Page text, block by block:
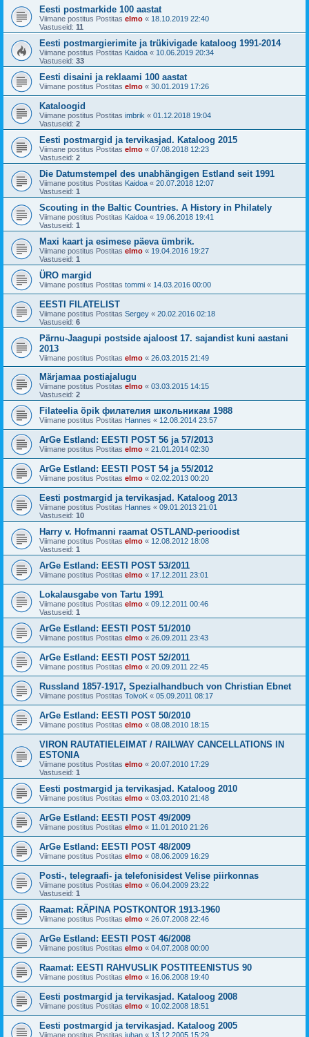
Eesti postmarkide 100 aastat
Viimane postitus Postitas elmo « 18.10.2019 22:40
Vastuseid: 11
Eesti postmargierimite ja trükivigade kataloog 1991-2014
Viimane postitus Postitas Kaidoa « 10.06.2019 20:34
Vastuseid: 33
Eesti disaini ja reklaami 100 aastat
Viimane postitus Postitas elmo « 30.01.2019 17:26
Kataloogid
Viimane postitus Postitas imbrik « 01.12.2018 19:04
Vastuseid: 2
Eesti postmargid ja tervikasjad. Kataloog 2015
Viimane postitus Postitas elmo « 07.08.2018 12:23
Vastuseid: 2
Die Datumstempel des unabhängigen Estland seit 1991
Viimane postitus Postitas Kaidoa « 20.07.2018 12:07
Vastuseid: 1
Scouting in the Baltic Countries. A History in Philately
Viimane postitus Postitas Kaidoa « 19.06.2018 19:41
Vastuseid: 1
Maxi kaart ja esimese päeva ümbrik.
Viimane postitus Postitas elmo « 19.04.2016 19:27
Vastuseid: 1
ÜRO margid
Viimane postitus Postitas tommi « 14.03.2016 00:00
EESTI FILATELIST
Viimane postitus Postitas Sergey « 20.02.2016 02:18
Vastuseid: 6
Pärnu-Jaagupi postside ajaloost 17. sajandist kuni aastani
2013
Viimane postitus Postitas elmo « 26.03.2015 21:49
Märjamaa postiajalugu
Viimane postitus Postitas elmo « 03.03.2015 14:15
Vastuseid: 2
Filateelia õpik филателия школьникам 1988
Viimane postitus Postitas Hannes « 12.08.2014 23:57
ArGe Estland: EESTI POST 56 ja 57/2013
Viimane postitus Postitas elmo « 21.01.2014 02:30
ArGe Estland: EESTI POST 54 ja 55/2012
Viimane postitus Postitas elmo « 02.02.2013 00:20
Eesti postmargid ja tervikasjad. Kataloog 2013
Viimane postitus Postitas Hannes « 09.01.2013 21:01
Vastuseid: 10
Harry v. Hofmanni raamat OSTLAND-perioodist
Viimane postitus Postitas elmo « 12.08.2012 18:08
Vastuseid: 1
ArGe Estland: EESTI POST 53/2011
Viimane postitus Postitas elmo « 17.12.2011 23:01
Lokalausgabe von Tartu 1991
Viimane postitus Postitas elmo « 09.12.2011 00:46
Vastuseid: 1
ArGe Estland: EESTI POST 51/2010
Viimane postitus Postitas elmo « 26.09.2011 23:43
ArGe Estland: EESTI POST 52/2011
Viimane postitus Postitas elmo « 20.09.2011 22:45
Russland 1857-1917, Spezialhandbuch von Christian Ebnet
Viimane postitus Postitas ToivoK « 05.09.2011 08:17
ArGe Estland: EESTI POST 50/2010
Viimane postitus Postitas elmo « 08.08.2010 18:15
VIRON RAUTATIELEIMAT / RAILWAY CANCELLATIONS IN
ESTONIA
Viimane postitus Postitas elmo « 20.07.2010 17:29
Vastuseid: 1
Eesti postmargid ja tervikasjad. Kataloog 2010
Viimane postitus Postitas elmo « 03.03.2010 21:48
ArGe Estland: EESTI POST 49/2009
Viimane postitus Postitas elmo « 11.01.2010 21:26
ArGe Estland: EESTI POST 48/2009
Viimane postitus Postitas elmo « 08.06.2009 16:29
Posti-, telegraafi- ja telefonisidest Velise piirkonnas
Viimane postitus Postitas elmo « 06.04.2009 23:22
Vastuseid: 1
Raamat: RÄPINA POSTKONTOR 1913-1960
Viimane postitus Postitas elmo « 26.07.2008 22:46
ArGe Estland: EESTI POST 46/2008
Viimane postitus Postitas elmo « 04.07.2008 00:00
Raamat: EESTI RAHVUSLIK POSTITEENISTUS 90
Viimane postitus Postitas elmo « 16.06.2008 19:40
Eesti postmargid ja tervikasjad. Kataloog 2008
Viimane postitus Postitas elmo « 10.02.2008 18:51
Eesti postmargid ja tervikasjad. Kataloog 2005
Viimane postitus Postitas juhan « 13.12.2005 15:29